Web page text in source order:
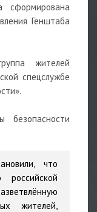
сформирована
Генштаба
жителей
спецслужбе
что
жителей,